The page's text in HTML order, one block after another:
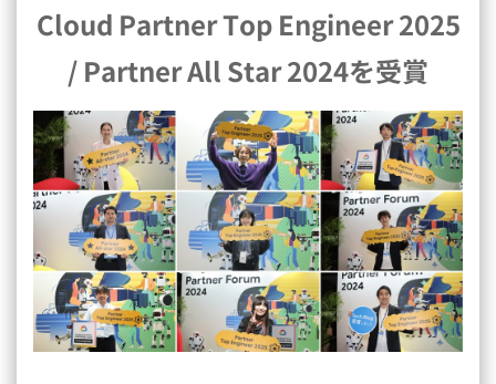
Cloud Partner Top Engineer 2025
/ Partner All Star 2024を受賞